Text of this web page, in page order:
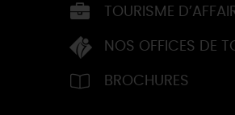
TOURISME
NOS OFFICES DE
BROCHURES